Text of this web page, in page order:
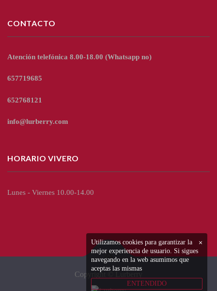
CONTACTO
Atención telefónica 8.00-18.00 (Whatsapp no)
657719685
652768121
info@lurberry.com
HORARIO VIVERO
Lunes - Viernes 10.00-14.00
Copyright © Lurberry
×
Utilizamos cookies para garantizar la
mejor experiencia de usuario. Si sigues
navegando en la web asumimos que
aceptas las mismas
ENTENDIDO